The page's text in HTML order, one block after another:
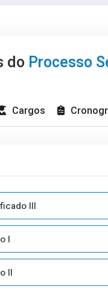
do Processo
Cargos
III
I
II